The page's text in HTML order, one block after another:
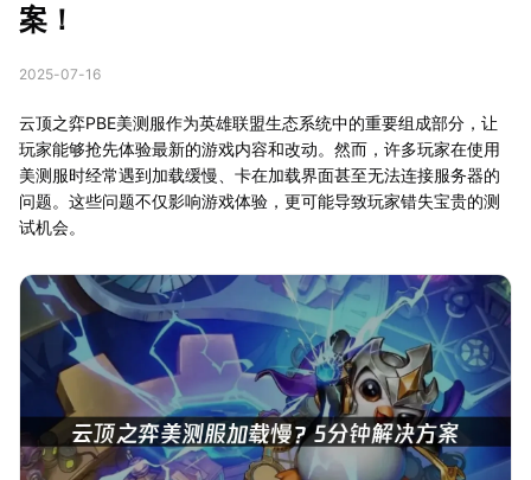
案！
2025-07-16
云顶之弈PBE美测服作为英雄联盟生态系统中的重要组成部分，让
玩家能够抢先体验最新的游戏内容和改动。然而，许多玩家在使用
美测服时经常遇到加载缓慢、卡在加载界面甚至无法连接服务器的
问题。这些问题不仅影响游戏体验，更可能导致玩家错失宝贵的测
试机会。